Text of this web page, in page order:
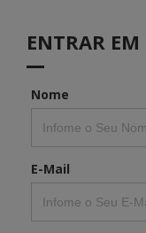
ENTRAR
Nome
E-Mail